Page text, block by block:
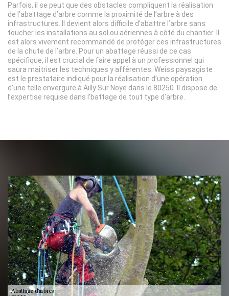
Parfois, il se peut que des obstacles compliquent la réalisation
de l’abattage d’arbre comme la proximité de l’arbre à des
infrastructures. Il devient alors difficile d’abattre l’arbre sans
toucher les installations au sol ou aériennes à côté du chantier. Il
est alors vivement recommandé de protéger ces infrastructures
de la chute de l’arbre. Pour un abattage réussi de ce cas
spécifique, il est crucial de faire appel à un professionnel qui
saura maîtriser les techniques y afférentes. Weiss paysagiste
est le prestataire indiqué pour la réalisation d’une opération
d’une telle envergure à Ailly Sur Noye dans le 80250. Il dispose de
l’expertise requise dans l’battage de tout type d’arbre.